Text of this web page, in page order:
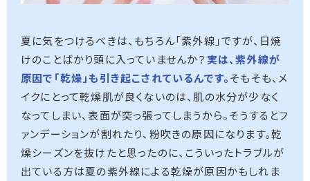
夏に気をつけるべきは、もちろん「紫外線」ですが、日焼
けのことばかり頭に入っていませんか？ 実は、紫外線が
原因で「乾燥」も引き起こされているんです。そもそも、メ
イクにとって乾燥肌が良くないのは、肌の水分が少なく
なってしまい、表面が突っ張ってしまうから。そうするとフ
ァンデーションが割れたり、粉吹きの原因になります。乾
燥シーズンを抜けたと思ったのに、こういったトラブルが
出ている方は夏の紫外線による乾燥が原因かもしれま